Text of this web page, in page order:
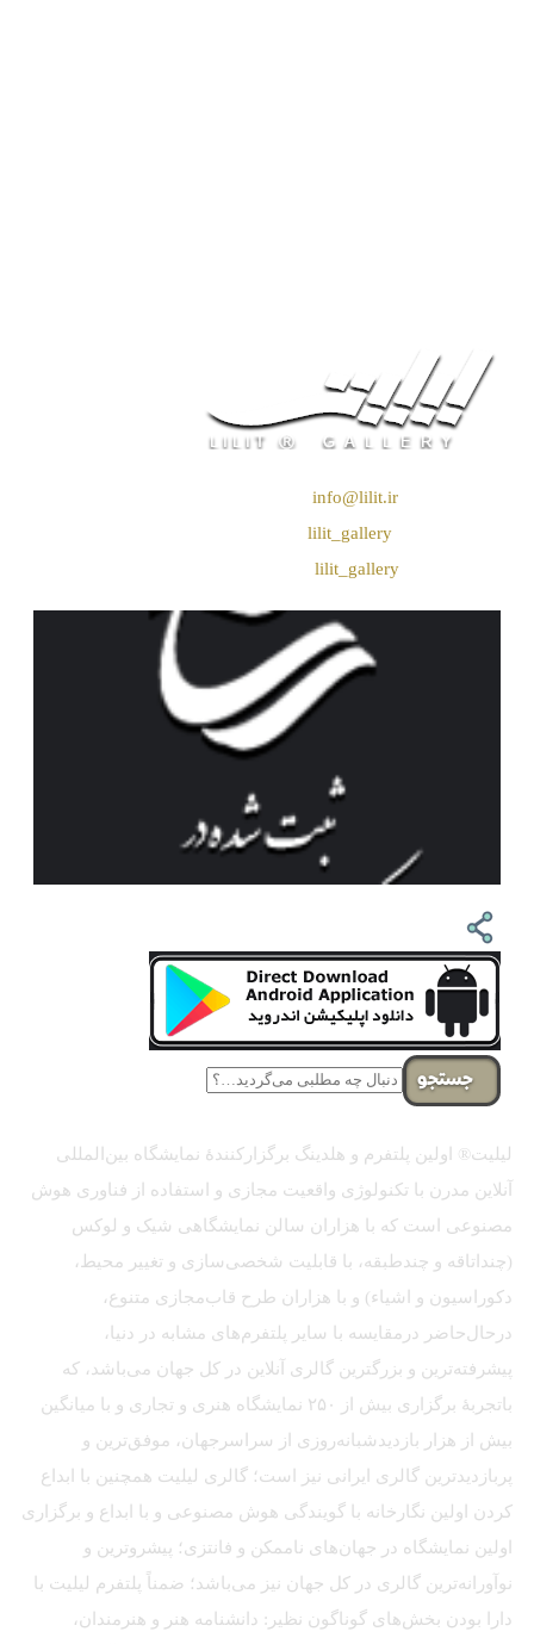
info@lilit.ir
lilit_gallery
lilit_gallery
جستجو
لیلیت® اولین پلتفرم و هلدینگ برگزارکنندهٔ نمایشگاه بین‌المللی
آنلاین مدرن با تکنولوژی واقعیت مجازی و استفاده از فناوری هوش
مصنوعی است که با هزاران سالن نمایشگاهی شیک و لوکس
(چنداتاقه و چندطبقه، با قابلیت شخصی‌سازی و تغییر محیط،
دکوراسیون و اشیاء) و با هزاران طرح قاب‌مجازی متنوع،
درحال‌حاضر درمقایسه با سایر پلتفرم‌های مشابه در دنیا،
پیشرفته‌ترین و بزرگترین گالری آنلاین در کل جهان می‌باشد، که
باتجربهٔ برگزاری بیش از ۲۵۰ نمایشگاه هنری و تجاری و با میانگین
بیش از هزار بازدیدشبانه‌روزی از سراسرجهان، موفق‌ترین و
پربازدیدترین گالری ایرانی نیز است؛ گالری لیلیت همچنین با ابداع
کردن اولین نگارخانه با گویندگی هوش مصنوعی و با ابداع و برگزاری
اولین نمایشگاه در جهان‌های ناممکن و فانتزی؛ پیشروترین و
نوآورانه‌ترین گالری در کل جهان نیز می‌باشد؛ ضمناً پلتفرم لیلیت با
دارا بودن بخش‌های گوناگون نظیر: دانشنامه هنر و هنرمندان،